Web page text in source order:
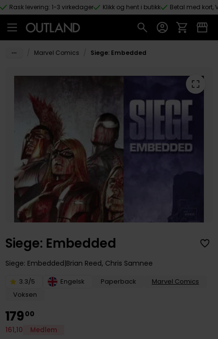
Hopp til hovedinnhold
Rask levering: 1-3 virkedager Klikk og hent i butikk Betal med kort,
Marvel Comics Siege: Embedded
Siege: Embedded
Siege: Embedded Brian Reed, Chris Samnee
3.3/5 Engelsk Paperback
Marvel Comics
Voksen
17900
161,10 Medlem